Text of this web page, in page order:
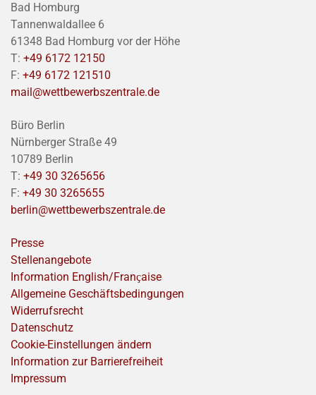
Bad Homburg
Tannenwaldallee 6
61348 Bad Homburg vor der Höhe
T: +49 6172 12150
F: +49 6172 121510
mail@wettbewerbszentrale.de
Büro Berlin
Nürnberger Straße 49
10789 Berlin
T: +49 30 3265656
F: +49 30 3265655
berlin@wettbewerbszentrale.de
Presse
Stellenangebote
Information English/Franҫaise
Allgemeine Geschäftsbedingungen
Widerrufsrecht
Datenschutz
Cookie-Einstellungen ändern
Information zur Barrierefreiheit
Impressum